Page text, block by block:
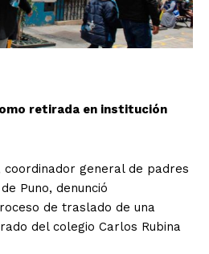
retirada en institución
coordinador general de padres
Puno, denunció
de traslado de una
del colegio Carlos Rubina